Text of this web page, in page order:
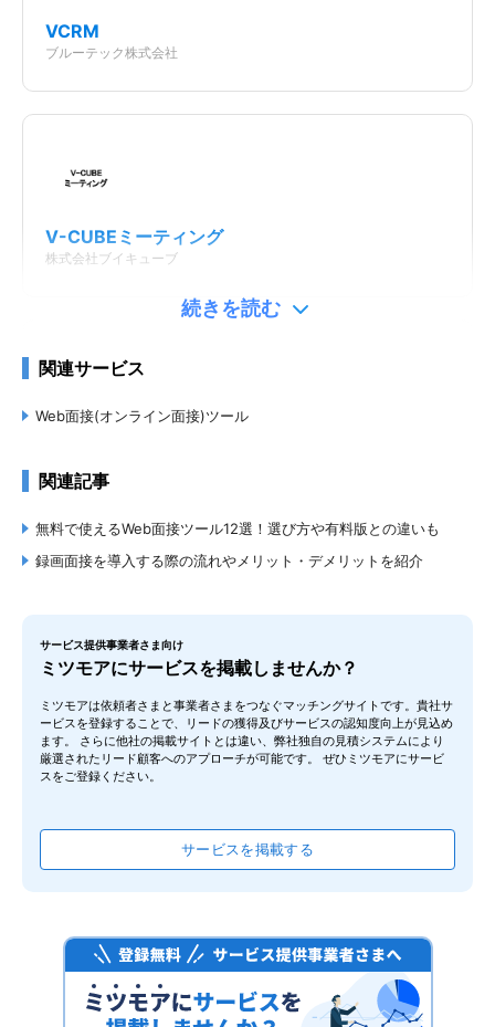
217,800円
選考対応
録画録音
ES・履歴書登録
データ管理
エンタープライズプラン
1会議の参加人数上限 要問合せ
Web面接時間制限 要問合せ
VCRM
ブルーテック株式会社
V-CUBEミーティング
株式会社ブイキューブ
harutaka
株式会社ZENKIGEN
BioGraph（バイオグラフ）
株式会社マージナル
続きを読む
関連サービス
Web面接(オンライン面接)ツール
関連記事
無料で使えるWeb面接ツール12選！選び方や有料版との違いも
録画面接を導入する際の流れやメリット・デメリットを紹介
サービス提供事業者さま向け
ミツモアにサービスを掲載しませんか？
ミツモアは依頼者さまと事業者さまをつなぐマッチングサイトです。貴社サ
ービスを登録することで、リードの獲得及びサービスの認知度向上が見込め
ます。 さらに他社の掲載サイトとは違い、弊社独自の見積システムにより
厳選されたリード顧客へのアプローチが可能です。 ぜひミツモアにサービ
スをご登録ください。
サービスを掲載する